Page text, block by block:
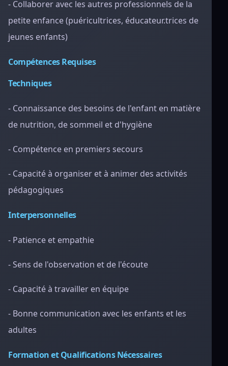
- Collaborer avec les autres professionnels de la
petite enfance (puéricultrices, éducateur.trices de
jeunes enfants)
Compétences Requises
Techniques
- Connaissance des besoins de l'enfant en matière
de nutrition, de sommeil et d'hygiène
- Compétence en premiers secours
- Capacité à organiser et à animer des activités
pédagogiques
Interpersonnelles
- Patience et empathie
- Sens de l'observation et de l'écoute
- Capacité à travailler en équipe
- Bonne communication avec les enfants et les
adultes
Formation et Qualifications Nécessaires